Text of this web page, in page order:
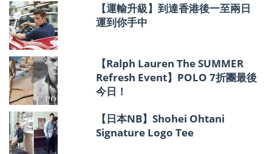
【運輸升級】到達香港後一至兩日
運到你手中
【Ralph Lauren The SUMMER
Refresh Event】POLO 7折團最後
今日！
【日本NB】Shohei Ohtani
Signature Logo Tee